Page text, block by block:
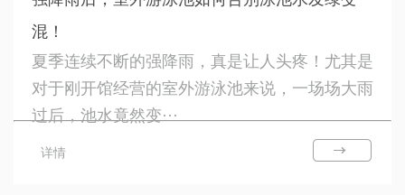
混！
夏季连续不断的强降雨，真是让人头疼！尤其是
对于刚开馆经营的室外游泳池来说，一场场大雨
过后，池水竟然变···
详情